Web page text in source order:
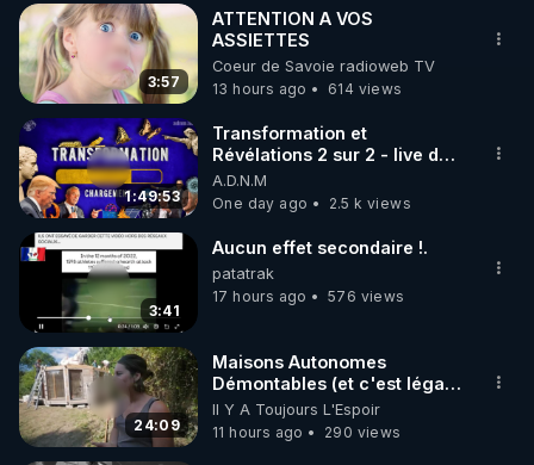
▶ 30 jours gratuit sur l’application de méditation et
de bien-être ENVOL :
Rendez-vous sur https://www.envol.app/code
le code : REGENERE
3:57
ATTENTION A VOS
ASSIETTES
Coeur de Savoie radioweb TV
13 hours ago
614 views
1:49:53
Transformation et
Révélations 2 sur 2 - live du
07/08/26
A.D.N.M
One day ago
2.5 k views
3:41
Aucun effet secondaire !.
patatrak
17 hours ago
576 views
24:09
Maisons Autonomes
Démontables (et c'est légal).
Visite éco village en
Bretagne
Il Y A Toujours L'Espoir
11 hours ago
290 views